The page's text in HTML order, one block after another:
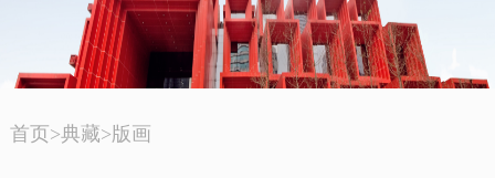
首页>典藏> 版画